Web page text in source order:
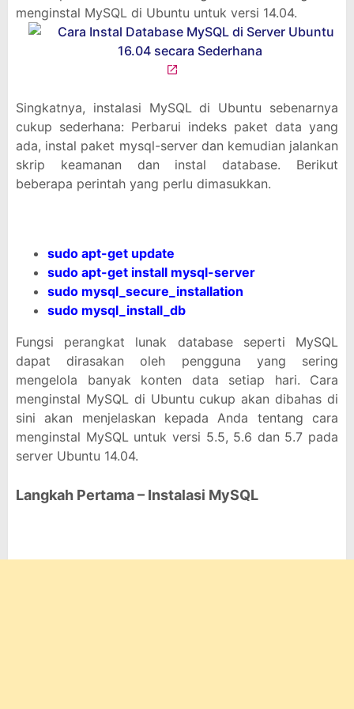
menginstal MySQL di Ubuntu untuk versi 14.04.
Singkatnya, instalasi MySQL di Ubuntu sebenarnya
cukup sederhana: Perbarui indeks paket data yang
ada, instal paket mysql-server dan kemudian jalankan
skrip keamanan dan instal database. Berikut
beberapa perintah yang perlu dimasukkan.
sudo apt-get update
sudo apt-get install mysql-server
sudo mysql_secure_installation
sudo mysql_install_db
Fungsi perangkat lunak database seperti MySQL
dapat dirasakan oleh pengguna yang sering
mengelola banyak konten data setiap hari. Cara
menginstal MySQL di Ubuntu cukup akan dibahas di
sini akan menjelaskan kepada Anda tentang cara
menginstal MySQL untuk versi 5.5, 5.6 dan 5.7 pada
server Ubuntu 14.04.
Langkah Pertama – Instalasi MySQL